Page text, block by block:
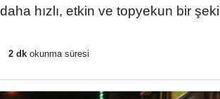
hızlı, etkin ve topyekun bir
2 dk okunma süresi